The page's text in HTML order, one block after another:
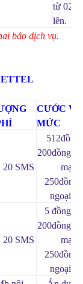
từ 02
lên.
báo dịch vụ.
CƯỚC
MỨC
20 SMS
200đồng/
250đồng/
ngoại
20 SMS
5 đồng/
200đồng/
250đồng/
ngoại